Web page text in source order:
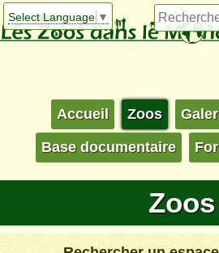
Select Language ▼
Accueil Zoos
Base documentaire
Zoos